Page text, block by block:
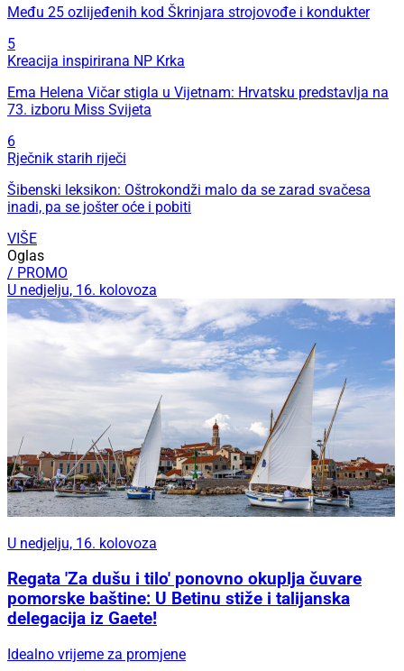
Među 25 ozlijeđenih kod Škrinjara strojovođe i kondukter
5
Kreacija inspirirana NP Krka
Ema Helena Vičar stigla u Vijetnam: Hrvatsku predstavlja na
73. izboru Miss Svijeta
6
Rječnik starih riječi
Šibenski leksikon: Oštrokondži malo da se zarad svačesa
inadi, pa se jošter oće i pobiti
VIŠE
Oglas
/ PROMO
U nedjelju, 16. kolovoza
U nedjelju, 16. kolovoza
Regata 'Za dušu i tilo' ponovno okuplja čuvare
pomorske baštine: U Betinu stiže i talijanska
delegacija iz Gaete!
Idealno vrijeme za promjene